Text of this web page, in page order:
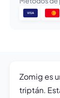
VISA
Zomig es
triptán.